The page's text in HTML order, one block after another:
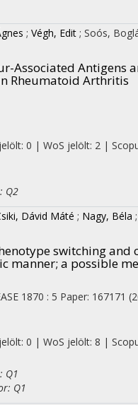
; Végh, Edit ; Soós,
Associated Antigens
Rheumatoid Arthritis
0 | WoS jelölt: 2 |
Q2
Dávid Máté ; Nagy, Béla ;
switching and
manner; a possible
1870 : 5 Paper: 167171
0 | WoS jelölt: 8 |
Q1
Q1